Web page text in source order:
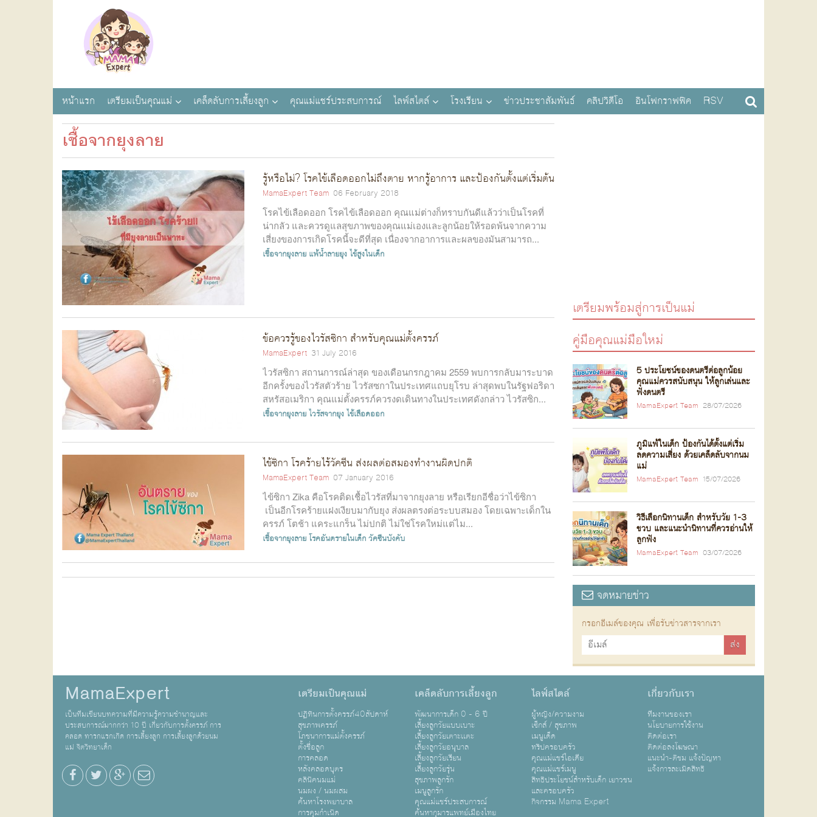
หน้าแรก เตรียมเป็นคุณแม่ เคล็ดลับการเลี้ยงลูก คุณแม่แชร์ประสบการณ์ ไลฟ์สไตล์ โรงเรียน ข่าวประชาสัมพันธ์ คลิปวิดีโอ อินโฟกราฟฟิค RSV
เชื้อจากยุงลาย
รู้หรือไม่? โรคไข้เลือดออกไม่ถึงตาย หากรู้อาการ และป้องกันตั้งแต่เริ่มต้น
MamaExpert Team 06 February 2018
โรคไข้เลือดออก โรคไข้เลือดออก คุณแม่ต่างก็ทราบกันดีแล้วว่าเป็นโรคที่
น่ากลัว และควรดูแลสุขภาพของคุณแม่เองและลูกน้อยให้รอดพ้นจากความ
เสี่ยงของการเกิดโรคนี้จะดีที่สุด เนื่องจากอาการและผลของมันสามารถ...
เชื้อจากยุงลาย แพ้น้ำลายยุงไข้สูงในเด็ก
ข้อควรรู้ของไวรัสซิกา สำหรับคุณแม่ตั้งครรภ์
MamaExpert 31 July 2016
ไวรัสซิกา สถานการณ์ล่าสุด ของเดือนกรกฎาคม 2559 พบการกลับมาระบาด
อีกครั้งของไวรัสตัวร้าย ไวรัสซกาในประเทศแถบยุโรบ ล่าสุดพบในรัฐฟอริดา
สหรัสอเมริกา คุณแม่ตั้งครรภ์ควรงดเดินทางในประเทศดังกล่าว ไวรัสซิก...
เชื้อจากยุงลายไวรัสจากยุงไข้เลือดออก
ไข้ซิกา โรคร้ายไร้วัคซีน ส่งผลต่อสมองทำงานผิดปกติ
MamaExpert Team 07 January 2016
ไข้ซิกา Zika คือโรคติดเชื้อไวรัสที่มาจากยุงลาย หรือเรียกอีชื่อว่าไข้ซิกา
เป็นอีกโรคร้ายแฝงเงียบมากับยุง ส่งผลตรงต่อระบบสมอง โดยเฉพาะเด็กใน
ครรภ์ โตช้า แคระแกร็น ไม่ปกติ ไม่ใช่โรคใหม่แต่ไม...
เชื้อจากยุงลายโรคอันตรายในเด็กวัคซีนบังคับ
เตรียมพร้อมสู่การเป็นแม่
คู่มือคุณแม่มือใหม่
5 ประโยชน์ของดนตรีต่อลูกน้อย
คุณแม่ควรสนับสนุน ให้ลูกเล่นและ
ฟังดนตรี
MamaExpert Team 28/07/2026
ภูมิแพ้ในเด็ก ป้องกันได้ตั้งแต่เริ่ม
ลดความเสี่ยง ด้วยเคล็ดลับจากนม
แม่
MamaExpert Team 15/07/2026
วิธีเลือกนิทานเด็ก สำหรับวัย 1-3
ขวบ และแนะนำนิทานที่ควรอ่านให้
ลูกฟัง
MamaExpert Team 03/07/2026
จดหมายข่าว
กรอกอีเมล์ของคุณ เพื่อรับข่าวสารจากเรา
MamaExpert
เป็นทีมเขียนบทความที่มีความรู้ความชำนาญและ
ประสบการณ์มากกว่า 10 ปี เกี่ยวกับการตั้งครรภ์ การ
คลอด ทารกแรกเกิด การเลี้ยงลูก การเลี้ยงลูกด้วยนม
แม่ จิตวิทยาเด็ก
เตรียมเป็นคุณแม่
ปฏิทินการตั้งครรภ์40สัปดาห์
สุขภาพครรภ์
โภชนาการแม่ตั้งครรภ์
ตั้งชื่อลูก
การคลอด
หลังคลอดบุตร
คลินิคนมแม่
นมผง / นมผสม
ค้นหาโรงพยาบาล
การคุมกำเนิด
เคล็ดลับการเลี้ยงลูก
พัฒนาการเด็ก 0 - 6 ปี
เลี้ยงลูกวัยแบบเบาะ
เลี้ยงลูกวัยเตาะเเตะ
เลี้ยงลูกวัยอนุบาล
เลี้ยงลูกวัยเรียน
เลี้ยงลูกวัยรุ่น
สุขภาพลูกรัก
เมนูลูกรัก
คุณแม่แชร์ประสบการณ์
ค้นหากุมารแพทย์เมืองไทย
ไลฟ์สไตล์
ผู้หญิง/ความงาม
เซ็กส์ / สุขภาพ
เมนูเด็ด
ทริปครอบครัว
คุณแม่แชร์ไอเดีย
คุณแม่แชร์เมนู
สิทธิประโยชน์สำหรับเด็ก เยาวชน
และครอบครัว
กิจกรรม Mama Expert
เกี่ยวกับเรา
ทีมงานของเรา
นโยบายการใช้งาน
ติดต่อเรา
ติดต่อลงโฆษณา
แนะนำ-ติชม แจ้งปัญหา
แจ้งการละเมิดสิทธิ